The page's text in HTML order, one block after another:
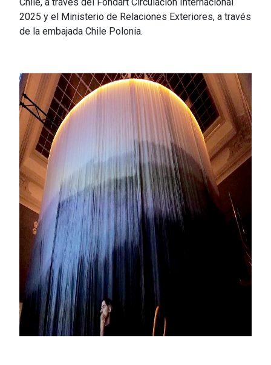
2025 y el Ministerio de Relaciones Exteriores, a través
de la embajada Chile Polonia.